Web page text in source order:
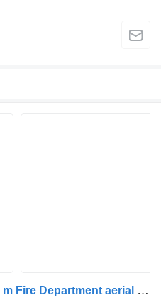
Scania P 420 6x2 - Vema 38 m Fire Department aerial platform -Brandweer